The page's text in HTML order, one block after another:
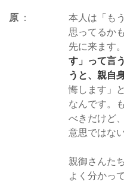
原
本人は「も
思ってるか
先に来ます。
す」って言
うと、親自
悔します」
なんです。
べきだけど
意思ではない
親御さんた
よく分かっ